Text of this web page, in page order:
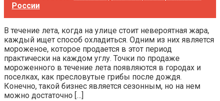
России
В течение лета, когда на улице стоит невероятная жара,
каждый ищет способ охладиться. Одним из них является
мороженое, которое продается в этот период
практически на каждом углу. Точки по продаже
мороженного в течение лета появляются в городах и
поселках, как пресловутые грибы после дождя.
Конечно, такой бизнес является сезонным, но на нем
можно достаточно […]